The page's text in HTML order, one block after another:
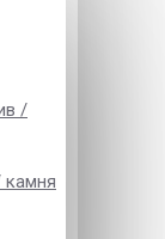
/
камня